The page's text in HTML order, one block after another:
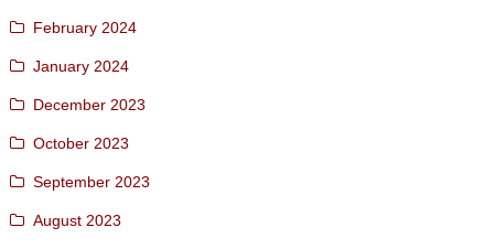
February 2024
January 2024
December 2023
October 2023
September 2023
August 2023